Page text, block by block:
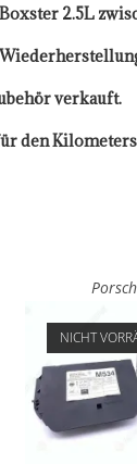
2.5L
verkauft.
den
NICHT